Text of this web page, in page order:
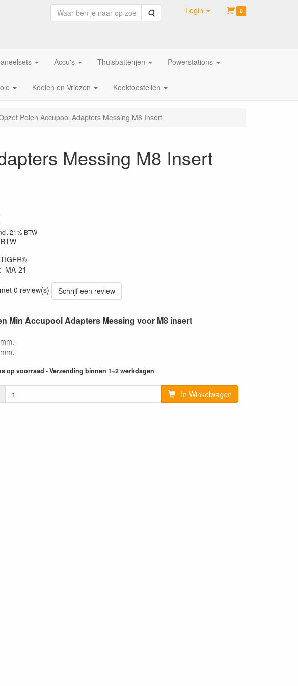
Zoeken Login 0
Accu's Thuisbatterijen Powerstations
Koelen en Vriezen Kooktoestellen
Polen Accupool Adapters Messing M8 Insert
Messing M8 Insert
21% BTW
TIGER®
: MA-21
0 review(s)
Schrijf een review
Min Accupool Adapters Messing voor M8 insert
op voorraad - Verzending binnen 1~2 werkdagen
In Winkelwagen